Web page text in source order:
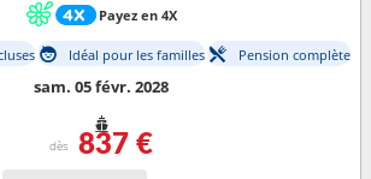
Payez en 4X
Idéal pour les familles Pension complète
sam. 05 févr. 2028
dès 837 €